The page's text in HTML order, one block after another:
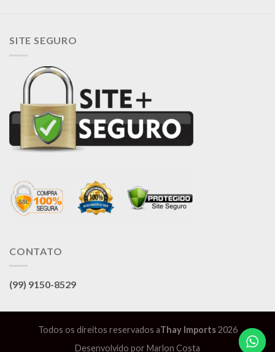
SITE SEGURO
CONTATO
(99) 9150-8529
Todos os direitos reservados aThay Imports2026
Desenvolvido por Marlon Costa